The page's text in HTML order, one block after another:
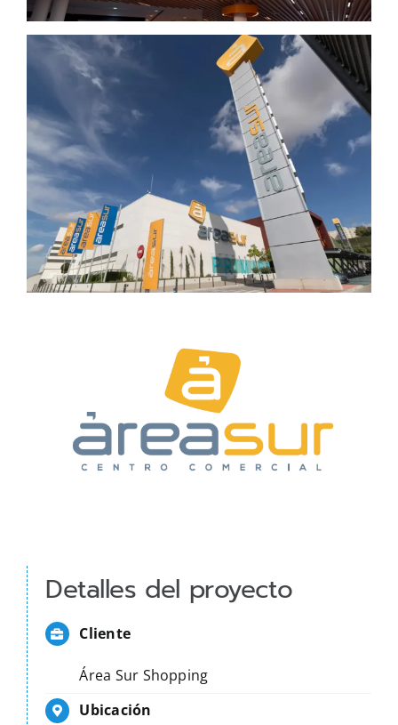
Detalles del proyecto
Cliente
Área Sur Shopping
Ubicación